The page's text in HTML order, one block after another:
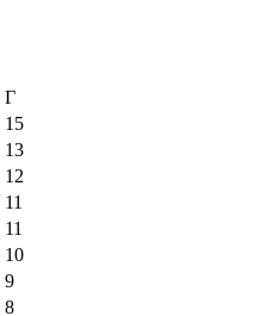
Г
15
13
12
11
11
10
9
8